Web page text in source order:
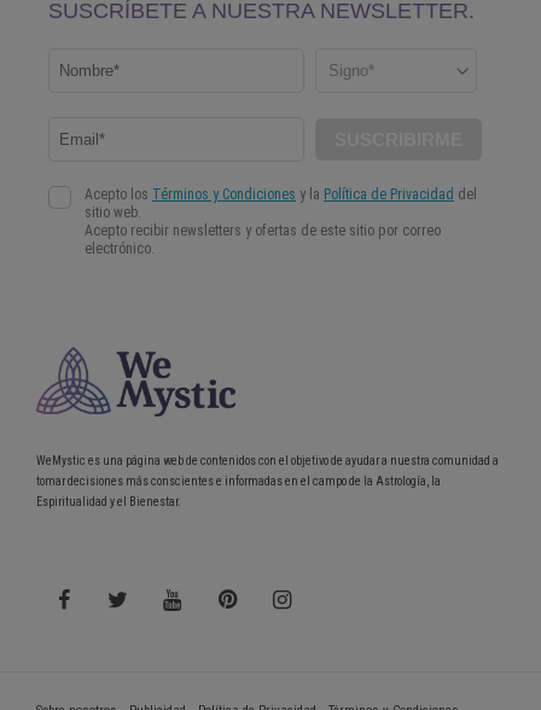
WeMystic es una página web de contenidos con el objetivo de ayudar a nuestra comunidad a
tomar decisiones más conscientes e informadas en el campo de la Astrología, la
Espiritualidad y el Bienestar.